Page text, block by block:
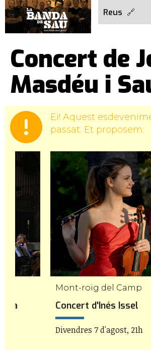
Reus
Concert de
Masdéu i
Ei! Aquest
passat. Et proposem:
Mont-roig del Camp
Concert d'Inés Issel
Divendres 7 d'agost, 21h